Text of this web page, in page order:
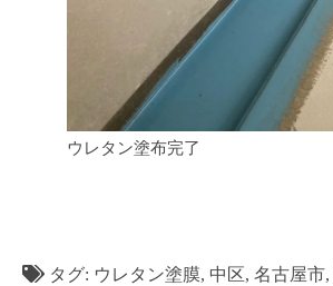
ウレタン塗布完了
タグ: ウレタン塗膜, 中区, 名古屋市,